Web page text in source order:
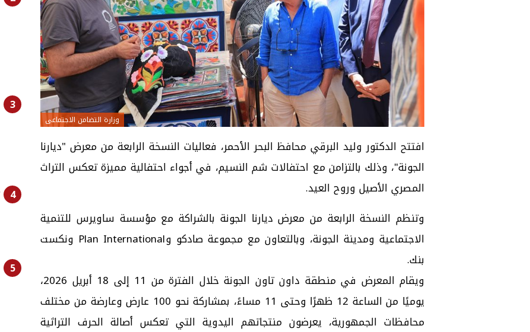
وزارة التضامن الاجتماعى
افتتح الدكتور وليد البرقيمحافظ البحر الأحمر، فعاليات النسخة الرابعة من معرض "ديارنا
الجونة"، وذلك بالتزامن مع احتفالات شم النسيم، في أجواء احتفالية مميزة تعكس التراث
المصري الأصيل وروح العيد.
وتنظم النسخة الرابعة من معرض ديارنا الجونة بالشراكة مع مؤسسة ساويرس للتنمية
الاجتماعية ومدينة الجونة، وبالتعاون مع مجموعة صادكو وPlan International ونكست
بنك.
ويقام المعرض في منطقة داون تاون الجونة خلال الفترة من 11 إلى 18 أبريل 2026،
يوميًا من الساعة 12 ظهرًا وحتى 11 مساءً، بمشاركة نحو 100 عارض وعارضة من مختلف
محافظات الجمهورية، يعرضون منتجاتهم اليدوية التي تعكس أصالة الحرف التراثية
3
4
5